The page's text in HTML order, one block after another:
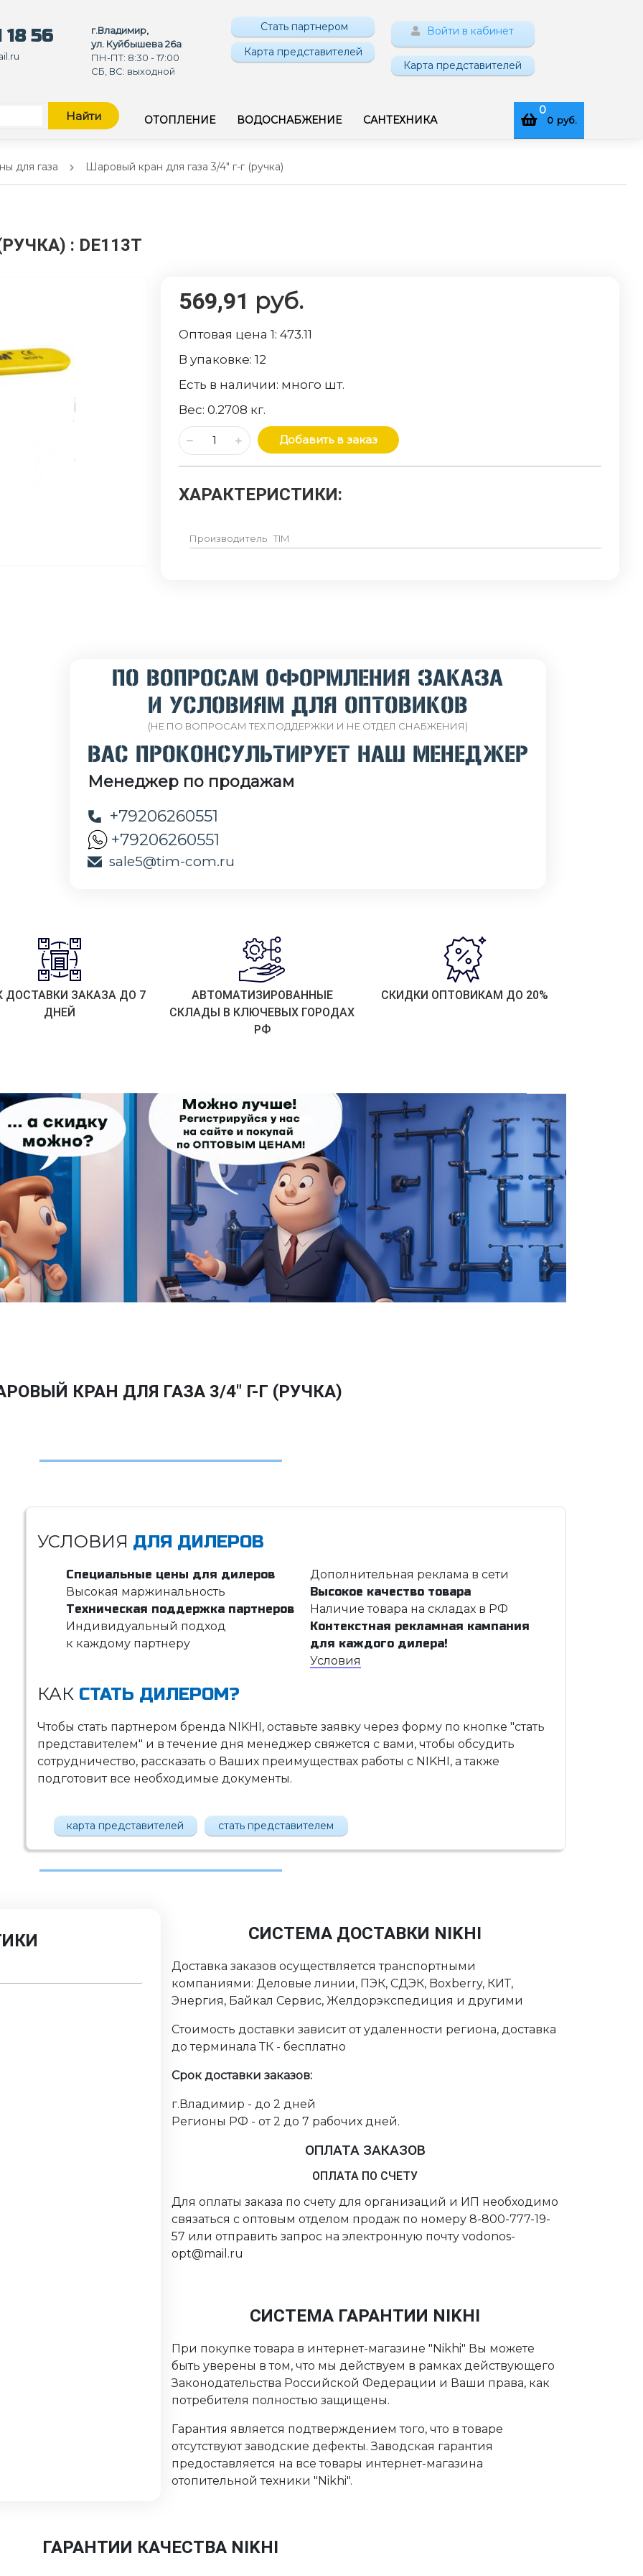
18 56
г.Владимир,
ул. Куйбышева 26а
ПН-ПТ: 8:30 - 17:00
СБ, ВС: выходной
Стать партнером
Карта представителей
Войти в кабинет
Карта представителей
Найти ОТОПЛЕНИЕ ВОДОСНАБЖЕНИЕ САНТЕХНИКА
0
0 руб.
для газа Шаровый кран для газа 3/4" г-г (ручка)
: DE113T
569,91 руб.
Оптовая цена 1: 473.11
В упаковке: 12
Есть в наличии: много шт.
Вес: 0.2708 кг.
Добавить в заказ
ХАРАКТЕРИСТИКИ:
Производитель TIM
ПО ВОПРОСАМ ОФОРМЛЕНИЯ ЗАКАЗА
И УСЛОВИЯМ ДЛЯ ОПТОВИКОВ
(НЕ ПО ВОПРОСАМ ТЕХ.ПОДДЕРЖКИ И НЕ ОТДЕЛ СНАБЖЕНИЯ)
ВАС ПРОКОНСУЛЬТИРУЕТ НАШ МЕНЕДЖЕР
Менеджер по продажам
+79206260551
+79206260551
sale5@tim-com.ru
ДОСТАВКИ ЗАКАЗА ДО 7
ДНЕЙ
АВТОМАТИЗИРОВАННЫЕ
СКЛАДЫ В КЛЮЧЕВЫХ ГОРОДАХ
РФ
СКИДКИ ОПТОВИКАМ ДО 20%
КРАН ДЛЯ ГАЗА 3/4" Г-Г (РУЧКА)
УСЛОВИЯ ДЛЯ ДИЛЕРОВ
Специальные цены для дилеров
Дополнительная реклама в сети
Высокая маржинальность
Высокое качество товара
Техническая поддержка партнеров
Наличие товара на складах в РФ
Индивидуальный подход
к каждому партнеру
Контекстная рекламная кампания
для каждого дилера!
Условия
КАКСТАТЬ ДИЛЕРОМ?
Чтобы стать партнером бренда NIKHI, оставьте заявку через форму по кнопке "стать
представителем" и в течение дня менеджер свяжется с вами, чтобы обсудить
сотрудничество, рассказать о Ваших преимуществах работы с NIKHI, а также
подготовит все необходимые документы.
карта представителей стать представителем
СИСТЕМА ДОСТАВКИ NIKHI
Доставка заказов осуществляется транспортными
компаниями: Деловые линии, ПЭК, СДЭК, Boxberry, КИТ,
Энергия, Байкал Сервис, Желдорэкспедиция и другими
Стоимость доставки зависит от удаленности региона, доставка
до терминала ТК - бесплатно
Срок доставки заказов:
г.Владимир - до 2 дней
Регионы РФ - от 2 до 7 рабочих дней.
ОПЛАТА ЗАКАЗОВ
ОПЛАТА ПО СЧЕТУ
Для оплаты заказа по счету для организаций и ИП необходимо
связаться с оптовым отделом продаж по номеру 8-800-777-19-
57 или отправить запрос на электронную почту vodonos-
opt@mail.ru
СИСТЕМА ГАРАНТИИ NIKHI
При покупке товара в интернет-магазине "Nikhi" Вы можете
быть уверены в том, что мы действуем в рамках действующего
Законодательства Российской Федерации и Ваши права, как
потребителя полностью защищены.
Гарантия является подтверждением того, что в товаре
отсутствуют заводские дефекты. Заводская гарантия
предоставляется на все товары интернет-магазина
отопительной техники "Nikhi".
ГАРАНТИИ КАЧЕСТВА NIKHI